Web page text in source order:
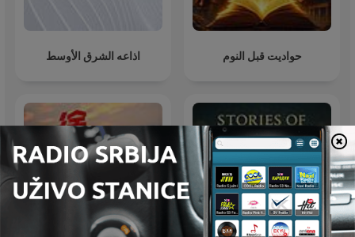
اذاعه الشرق الأوسط حواديت قبل النوم